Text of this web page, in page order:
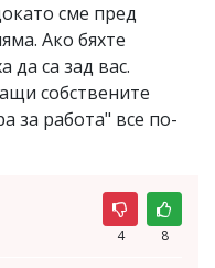
сме пред
Ако бяхте
да са зад вас.
собствените
за работа" все по-
4 8